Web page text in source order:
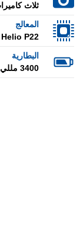
ثلاث كاميرات: 13 و 2 و 2
المعالج
P22
البطارية
3400 مللي أمبير